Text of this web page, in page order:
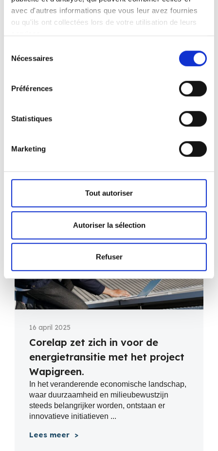
avec d'autres informations que vous leur avez fournies
ou qu'ils ont collectées lors de votre utilisation de leurs
services.
duNécessaires
Préférences
Statistiques
Marketing
Tout autoriser
Autoriser la sélection
Refuser
18 april 2025
teken van duurzame
waardoor het werk bij Corelap de afgelopen
Lees meer
16 april 2025
Corelap zet zich in voor de
energietransitie met het project
Wapigreen.
In het veranderende economische landschap,
waar duurzaamheid en milieubewustzijn
steeds belangrijker worden, ontstaan er
innovatieve initiatieven ...
Lees meer